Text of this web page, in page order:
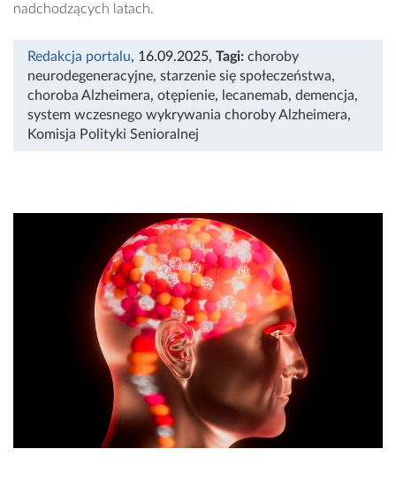
nadchodzących latach.
Redakcja portalu, 16.09.2025, Tagi: choroby
neurodegeneracyjne, starzenie się społeczeństwa,
choroba Alzheimera, otępienie, lecanemab, demencja,
system wczesnego wykrywania choroby Alzheimera,
Komisja Polityki Senioralnej